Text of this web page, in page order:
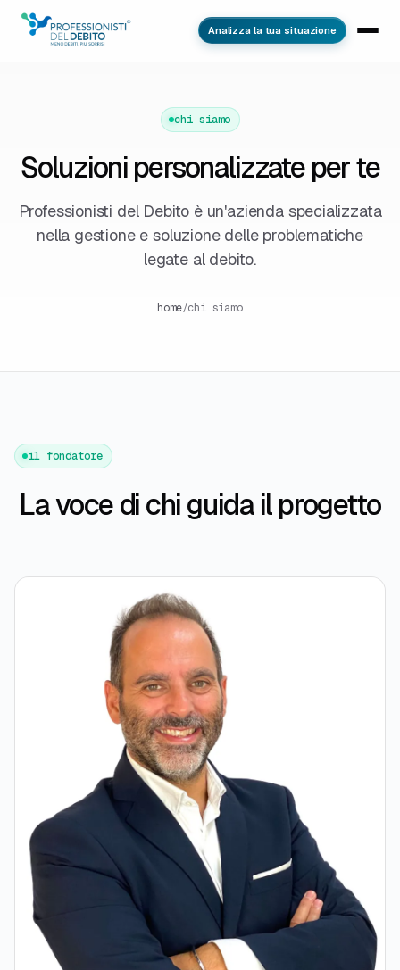
Analizza la tua situazione
chi siamo
Soluzioni personalizzate per te
Professionisti del Debito è un'azienda specializzata
nella gestione e soluzione delle problematiche
legate al debito.
home/chi siamo
il fondatore
La voce di chi guida il progetto